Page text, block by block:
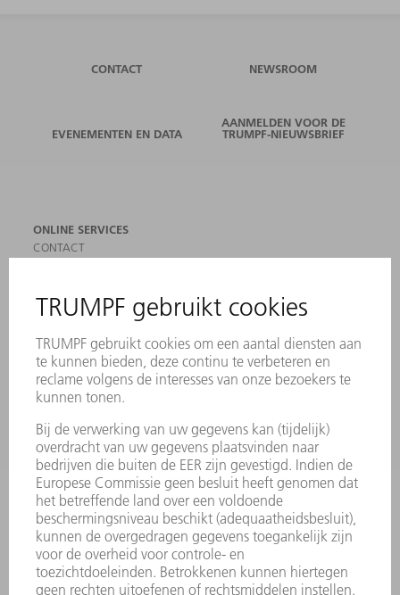
CONTACT NEWSROOM
EVENEMENTEN EN DATA
AANMELDEN VOOR DE
TRUMPF-NIEUWSBRIEF
ONLINE SERVICES
CONTACT
AANMELDEN VOOR NIEUWSBRIEF
MYTRUMPF
VEILIGHEIDSGEGEVENSBLADEN
PRODUCTEN
MACHINES & SYSTEMEN
LASER
ELEKTROGEREEDSCHAP
SMART FACTORY
SOFTWARE
SERVICES
TOEPASSINGEN
SECTOREN
ONDERNEMING
CARRIÈRE
VACATURES
BEDRIJFSPROFIEL